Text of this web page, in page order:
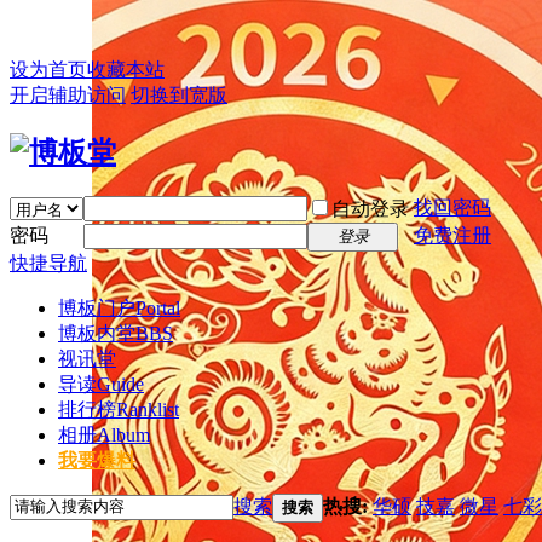
设为首页收藏本站
开启辅助访问 切换到宽版
自动登录 找回密码
密码
登录
免费注册
快捷导航
博板门户Portal
博板内堂BBS
视讯堂
导读Guide
排行榜Ranklist
相册Album
我要爆料
搜索 搜索 热搜:华硕 技嘉 微星 七